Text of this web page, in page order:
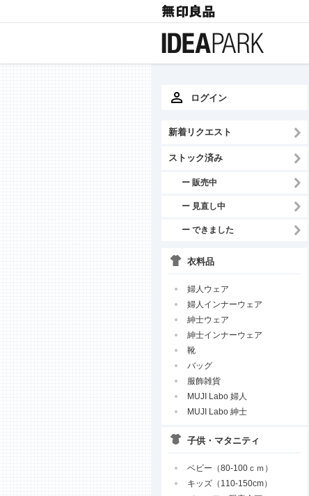
ログイン
新着リクエスト
ストック済み
ー 販売中
ー 見直し中
ー できました
衣料品
婦人ウェア
婦人インナーウェア
紳士ウェア
紳士インナーウェア
靴
バッグ
服飾雑貨
MUJI Labo 婦人
MUJI Labo 紳士
子供・マタニティ
ベビー（80-100ｃｍ）
キッズ（110-150cm）